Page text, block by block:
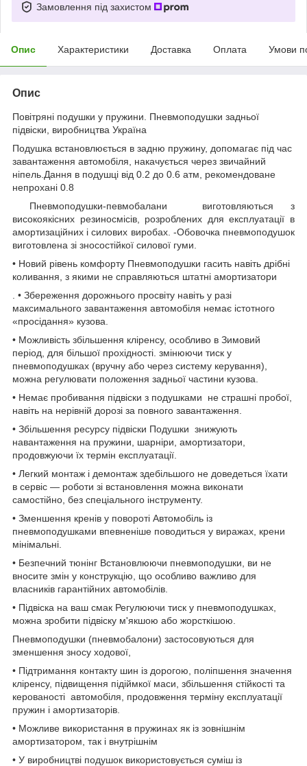
Замовлення під захистом
Опис Характеристики Доставка Оплата Умови
Опис
Повітряні подушки у пружини. Пневмоподушки задньої
підвіски, виробництва Україна
Подушка встановлюється в задню пружину, допомагає під час
завантаження автомобіля, накачується через звичайний
ніпель.Дання в подушці від 0.2 до 0.6 атм, рекомендоване
непрохані 0.8
Пневмоподушки-певмобалани виготовляються з
високоякісних резиносмісів, розроблених для експлуатації в
амортизаційних і силових виробах. -Обовочка пневмоподушок
виготовлена зі зносостійкої силової гуми.
• Новий рівень комфорту Пневмоподушки гасить навіть дрібні
коливання, з якими не справляються штатні амортизатори
. • Збереження дорожнього просвіту навіть у разі
максимального завантаження автомобіля немає істотного
«просідання» кузова.
• Можливість збільшення кліренсу, особливо в Зимовий
період, для більшої прохідності. змінюючи тиск у
пневмоподушках (вручну або через систему керування),
можна регулювати положення задньої частини кузова.
• Немає пробивання підвіски з подушками не страшні пробої,
навіть на нерівній дорозі за повного завантаження.
• Збільшення ресурсу підвіски Подушки знижують
навантаження на пружини, шарніри, амортизатори,
продовжуючи їх термін експлуатації.
• Легкий монтаж і демонтаж здебільшого не доведеться їхати
в сервіс — роботи зі встановлення можна виконати
самостійно, без спеціального інструменту.
• Зменшення кренів у повороті Автомобіль із
пневмоподушками впевненіше поводиться у виражах, крени
мінімальні.
• Безпечний тюнінг Встановлюючи пневмоподушки, ви не
вносите змін у конструкцію, що особливо важливо для
власників гарантійних автомобілів.
• Підвіска на ваш смак Регулюючи тиск у пневмоподушках,
можна зробити підвіску м'якшою або жорсткішою.
Пневмоподушки (пневмобалони) застосовуються для
зменшення зносу ходової,
• Підтримання контакту шин із дорогою, поліпшення значення
кліренсу, підвищення підіймкої маси, збільшення стійкості та
керованості автомобіля, продовження терміну експлуатації
пружин і амортизаторів.
• Можливе використання в пружинах як із зовнішнім
амортизатором, так і внутрішнім
• У виробництві подушок використовується суміш із